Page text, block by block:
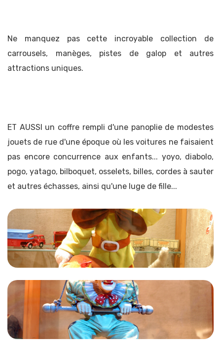
Ne manquez pas cette incroyable collection de
carrousels, manèges, pistes de galop et autres
attractions uniques.
ET AUSSI un coffre rempli d'une panoplie de modestes
jouets de rue d'une époque où les voitures ne faisaient
pas encore concurrence aux enfants... yoyo, diabolo,
pogo, yatago, bilboquet, osselets, billes, cordes à sauter
et autres échasses, ainsi qu'une luge de fille...